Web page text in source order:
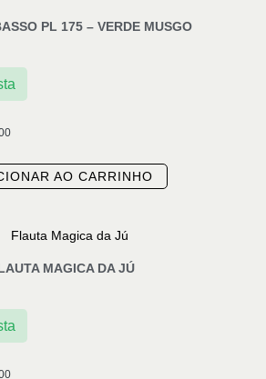
PL 175 – VERDE MUSGO
AO CARRINHO
MAGICA DA JÚ